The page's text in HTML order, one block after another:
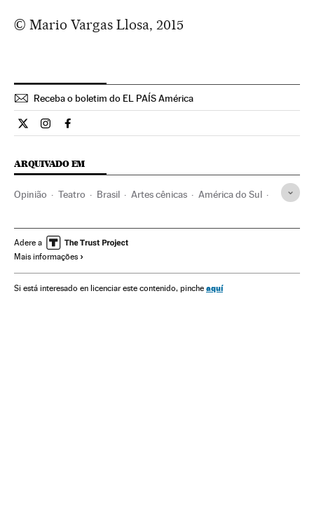
© Mario Vargas Llosa, 2015
Receba o boletim do EL PAÍS América
Opiniao El País Brasil en Twitter
Opiniao El País Brasil en Instagram
Opiniao El País Brasil en Facebook
ARQUIVADO EM
Opinião Teatro Brasil Artes cênicas América do Sul
Escritores Literatura Gente
Adere a
Mais informações
Si está interesado en licenciar este contenido, pinche aquí